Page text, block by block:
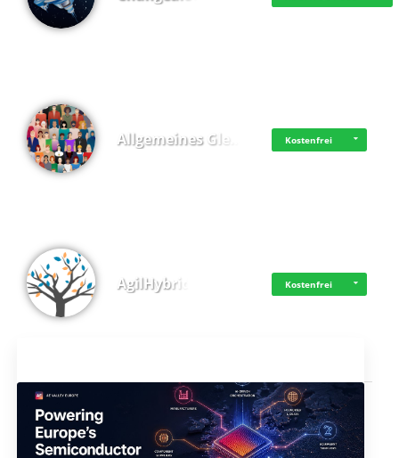
Allgemeines Gle… Kostenfrei
AgilHybrid Kostenfrei